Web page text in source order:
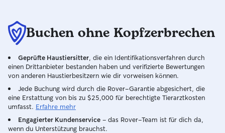
Spielen, Streicheln...je nachdem, was
das Tier möchte bzw. mit den
Tierhaltern vereinbart ist.
Buchen ohne Kopfzerbrechen
Geprüfte Haustiersitter , die ein Identifikationsverfahren durch
einen Drittanbieter bestanden haben und verifizierte Bewertungen
von anderen Haustierbesitzern wie dir vorweisen können.
Jede Buchung wird durch die Rover-Garantie abgesichert, die
eine Erstattung von bis zu $25,000 für berechtigte Tierarztkosten
umfasst. Erfahre mehr
Engagierter Kundenservice – das Rover-Team ist für dich da,
wenn du Unterstützung brauchst.